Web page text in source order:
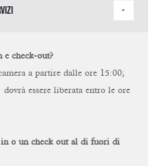
check-out?
a partire dalle ore 15:00;
dovrà essere liberata entro le ore
o un check out al di fuori di